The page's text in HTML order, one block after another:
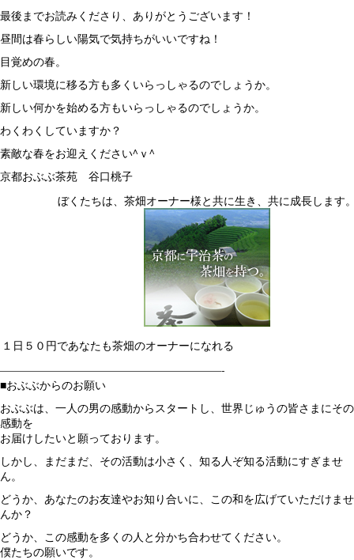
最後までお読みくださり、ありがとうございます！
昼間は春らしい陽気で気持ちがいいですね！
目覚めの春。
新しい環境に移る方も多くいらっしゃるのでしょうか。
新しい何かを始める方もいらっしゃるのでしょうか。
わくわくしていますか？
素敵な春をお迎えください^ｖ^
京都おぶぶ茶苑 谷口桃子
ぼくたちは、茶畑オーナー様と共に生き、共に成長します
１日５０円であなたも茶畑のオーナーになれる
————————————————————-
■おぶぶからのお願い
おぶぶは、一人の男の感動からスタートし、世界じゅうの皆さまにその
感動を
お届けしたいと願っております。
しかし、まだまだ、その活動は小さく、知る人ぞ知る活動にすぎませ
ん。
どうか、あなたのお友達やお知り合いに、この和を広げていただけませ
んか？
どうか、この感動を多くの人と分かち合わせてください。
僕たちの願いです。